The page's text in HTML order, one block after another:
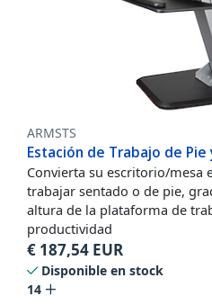
ARMSTS
Estación de Trabajo de Pie
Convierta su escritorio/mesa
trabajar sentado o de pie,
altura de la plataforma de
productividad
€ 187,54 EUR
Disponible en stock
14